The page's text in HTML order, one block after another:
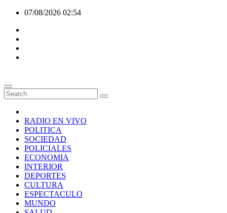
Skip
content
07/08/2026 02:54
RADIO EN VIVO
POLITICA
SOCIEDAD
POLICIALES
ECONOMIA
INTERIOR
DEPORTES
CULTURA
ESPECTACULO
MUNDO